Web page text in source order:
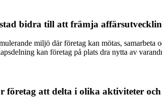
bidra till att främja
miljö där företag kan mötas,
kan företag på plats dra nytta av
företag att delta i olika aktiviteter